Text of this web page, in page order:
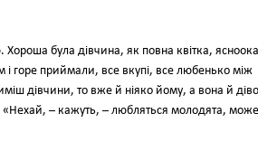
була дівчина, як повна квітка,
горе приймали, все вкупі, все любенько між
дівчини, то вже й ніяко йому, а вона й
«Нехай, – кажуть, – любляться молодята,